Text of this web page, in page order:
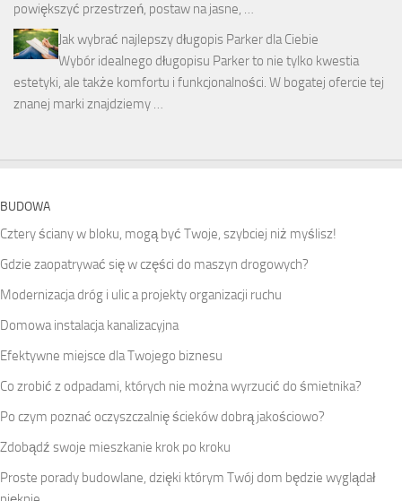
powiększyć przestrzeń, postaw na jasne, …
Jak wybrać najlepszy długopis Parker dla Ciebie
Wybór idealnego długopisu Parker to nie tylko kwestia
estetyki, ale także komfortu i funkcjonalności. W bogatej ofercie tej
znanej marki znajdziemy …
BUDOWA
Cztery ściany w bloku, mogą być Twoje, szybciej niż myślisz!
Gdzie zaopatrywać się w części do maszyn drogowych?
Modernizacja dróg i ulic a projekty organizacji ruchu
Domowa instalacja kanalizacyjna
Efektywne miejsce dla Twojego biznesu
Co zrobić z odpadami, których nie można wyrzucić do śmietnika?
Po czym poznać oczyszczalnię ścieków dobrą jakościowo?
Zdobądź swoje mieszkanie krok po kroku
Proste porady budowlane, dzięki którym Twój dom będzie wyglądał